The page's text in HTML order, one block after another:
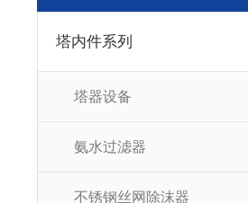
塔内件系列
塔器设备
氨水过滤器
不锈钢丝网除沫器